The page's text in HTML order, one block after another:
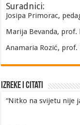
Suradnici:
Josipa Primorac,
Marija Bevanda,
Anamaria Rozić,
Izreke i Citati
“Nitko na svijetu nije